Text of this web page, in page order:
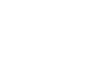
/ arrêt situé sur la
dessus si vous lisez
allongés sur un canapé